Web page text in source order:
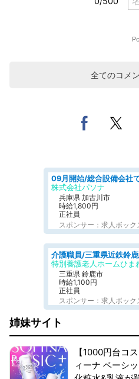
全てのコメ
株式会社パソナ
兵庫県 加古川市
時給1,800円
正社員
スポンサー：求人ボック
特別養護老人ホームひま
三重県 鈴鹿市
時給1,100円
正社員
スポンサー：求人ボック
姉妹サイト
【1000円台コ
ィーナ ベーシ